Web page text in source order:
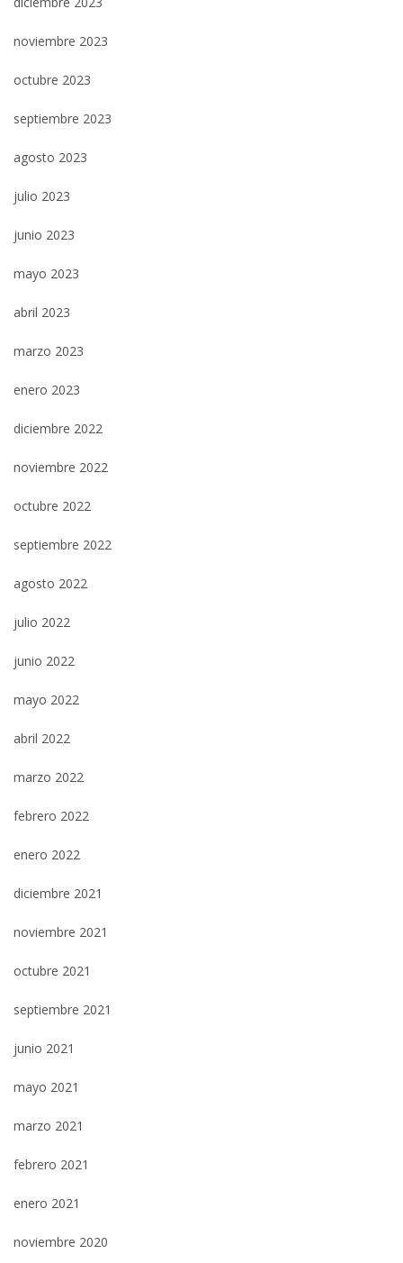
noviembre 2023
octubre 2023
septiembre 2023
agosto 2023
julio 2023
junio 2023
mayo 2023
abril 2023
marzo 2023
enero 2023
diciembre 2022
noviembre 2022
octubre 2022
septiembre 2022
agosto 2022
julio 2022
junio 2022
mayo 2022
abril 2022
marzo 2022
febrero 2022
enero 2022
diciembre 2021
noviembre 2021
octubre 2021
septiembre 2021
junio 2021
mayo 2021
marzo 2021
febrero 2021
enero 2021
noviembre 2020